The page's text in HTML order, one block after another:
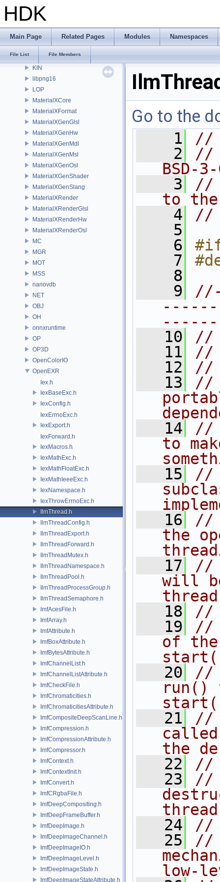
HDK
Main Page Related Pages Modules Namespaces
File List File Members
HUSD
IMG
IMG3D
KIN
libpng16
LOP
MaterialXCore
MaterialXFormat
MaterialXGenGlsl
MaterialXGenHw
MaterialXGenMdl
MaterialXGenMsl
MaterialXGenOsl
MaterialXGenShader
MaterialXGenSlang
MaterialXRender
MaterialXRenderGlsl
MaterialXRenderHw
MaterialXRenderOsl
MC
MGR
MOT
MSS
nanovdb
NET
OBJ
OH
onnxruntime
OP
OP3D
OpenColorIO
OpenEXR
Iex.h
IexBaseExc.h
IexConfig.h
IexErrnoExc.h
IexExport.h
IexForward.h
IexMacros.h
IexMathExc.h
IexMathFloatExc.h
IexMathIeeeExc.h
IexNamespace.h
IexThrowErrnoExc.h
IlmThread.h
IlmThreadConfig.h
IlmThreadExport.h
IlmThreadForward.h
IlmThreadMutex.h
IlmThreadNamespace.h
IlmThreadPool.h
IlmThreadProcessGroup.h
IlmThreadSemaphore.h
ImfAcesFile.h
ImfArray.h
ImfAttribute.h
ImfBoxAttribute.h
ImfBytesAttribute.h
ImfChannelList.h
ImfChannelListAttribute.h
ImfCheckFile.h
ImfChromaticities.h
ImfChromaticitiesAttribute.h
ImfCompositeDeepScanLine.h
ImfCompression.h
ImfCompressionAttribute.h
ImfCompressor.h
ImfContext.h
ImfContextInit.h
ImfConvert.h
ImfCRgbaFile.h
ImfDeepCompositing.h
ImfDeepFrameBuffer.h
ImfDeepImage.h
ImfDeepImageChannel.h
ImfDeepImageIO.h
ImfDeepImageLevel.h
ImfDeepImageState.h
ImfDeepImageStateAttribute.h
Go to the
    1
//
    2
//
BSD-
    3
//
to the
    4
//
    5
    6
    7
    8
    9
   10
//
   11
//
   12
//
   13
//
   14
//
to
   15
//
   16
//
the
   17
//
will
   18
//
   19
//
of
   20
//
run()
   21
//
the
   22
//
   23
//
   24
//
   25
//
low-